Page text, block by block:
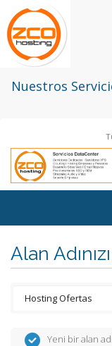
Nuestros
Alan
Yeni bir alan